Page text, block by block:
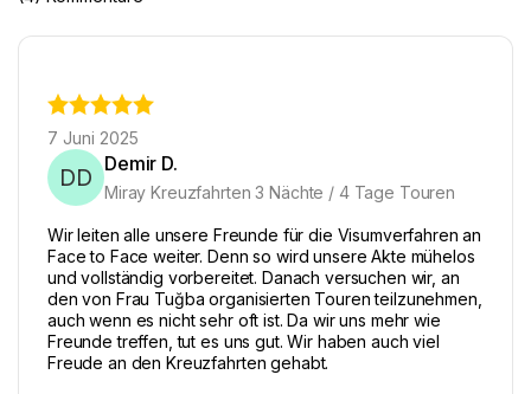
7 Juni 2025
DD
Demir D.
Miray Kreuzfahrten 3 Nächte / 4 Tage Touren
Wir leiten alle unsere Freunde für die Visumverfahren an
Face to Face weiter. Denn so wird unsere Akte mühelos
und vollständig vorbereitet. Danach versuchen wir, an
den von Frau Tuğba organisierten Touren teilzunehmen,
auch wenn es nicht sehr oft ist. Da wir uns mehr wie
Freunde treffen, tut es uns gut. Wir haben auch viel
Freude an den Kreuzfahrten gehabt.